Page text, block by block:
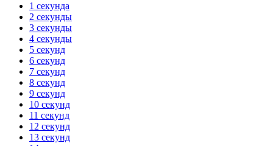
1 секунда
2 секунды
3 секунды
4 секунды
5 секунд
6 секунд
7 секунд
8 секунд
9 секунд
10 секунд
11 секунд
12 секунд
13 секунд